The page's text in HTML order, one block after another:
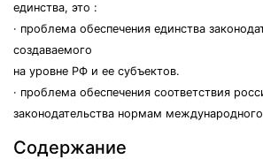
единства, это :
· проблема обеспечения единства
создаваемого
на уровне РФ и ее субъектов.
· проблема обеспечения соответствия
законодательства нормам
Содержание